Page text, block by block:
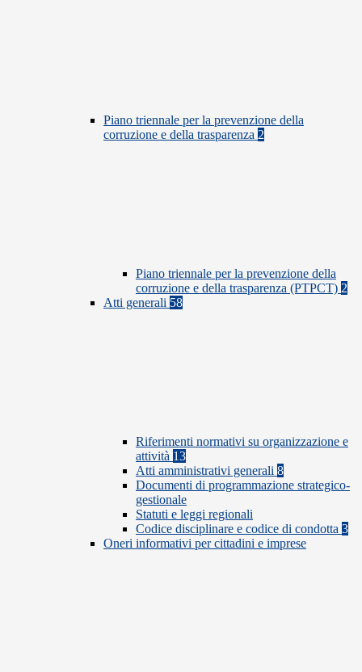
Piano triennale per la prevenzione della
corruzione e della trasparenza 2
Piano triennale per la prevenzione della
corruzione e della trasparenza (PTPCT) 2
Atti generali 58
Riferimenti normativi su organizzazione e
attività 13
Atti amministrativi generali 8
Documenti di programmazione strategico-
gestionale
Statuti e leggi regionali
Codice disciplinare e codice di condotta 3
Oneri informativi per cittadini e imprese